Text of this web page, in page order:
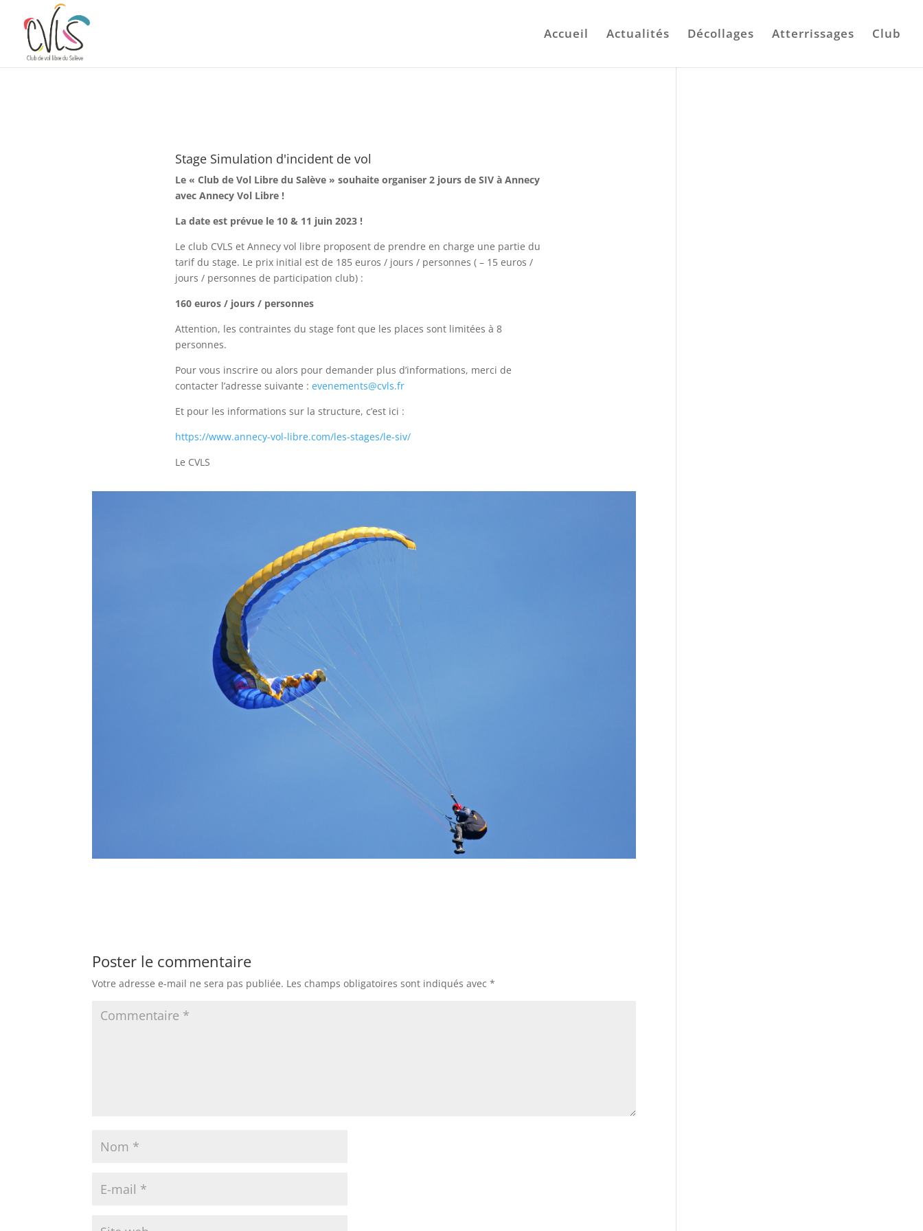
Accueil Actualités Décollages Atterrissages Club
Stage Simulation d'incident de vol
Le « Club de Vol Libre du Salève » souhaite organiser 2 jours de SIV à Annecy
avec Annecy Vol Libre !
La date est prévue le 10 & 11 juin 2023 !
Le club CVLS et Annecy vol libre proposent de prendre en charge une partie du
tarif du stage. Le prix initial est de 185 euros / jours / personnes ( – 15 euros /
jours / personnes de participation club) :
160 euros / jours / personnes
Attention, les contraintes du stage font que les places sont limitées à 8
personnes.
Pour vous inscrire ou alors pour demander plus d’informations, merci de
contacter l’adresse suivante :evenements@cvls.fr
Et pour les informations sur la structure, c’est ici :
https://www.annecy-vol-libre.com/les-stages/le-siv/
Le CVLS
Poster le commentaire
Votre adresse e-mail ne sera pas publiée. Les champs obligatoires sont indiqués avec*